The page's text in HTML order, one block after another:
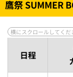
鷹祭 SUMMER
日程